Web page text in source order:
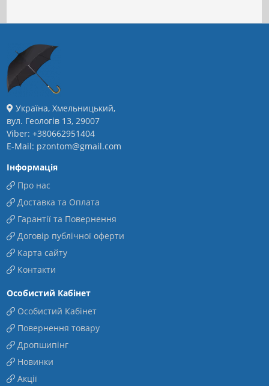
Україна, Хмельницький,
вул. Геологів 13, 29007
Viber: +380662951404
E-Mail: pzontom@gmail.com
Інформація
Про нас
Доставка та Оплата
Гарантії та Повернення
Договір публічної оферти
Карта сайту
Контакти
Особистий Кабінет
Особистий Кабінет
Повернення товару
Дропшипінг
Новинки
Акції